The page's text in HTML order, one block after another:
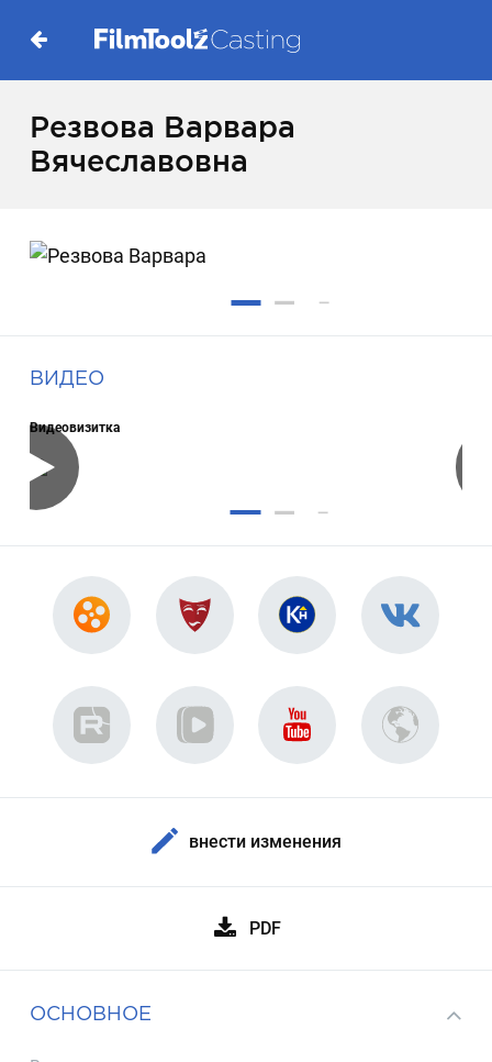
Резвова Варвара
Вячеславовна
ВИДЕО
Видеовизитка
внести изменения
PDF
ОСНОВНОЕ